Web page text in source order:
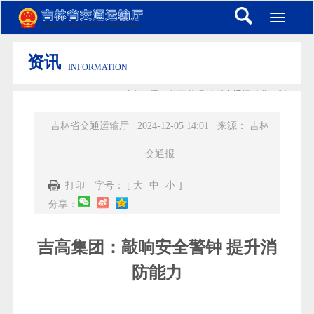
Toggle
资讯 INFORMATION
吉林省交通运输厅 2024-12-05 14:01 来源： 吉林
交通报
打印 字号： [ 大 中 小 ]
分享：
吉高集团：敲响安全警钟 提升消
防能力